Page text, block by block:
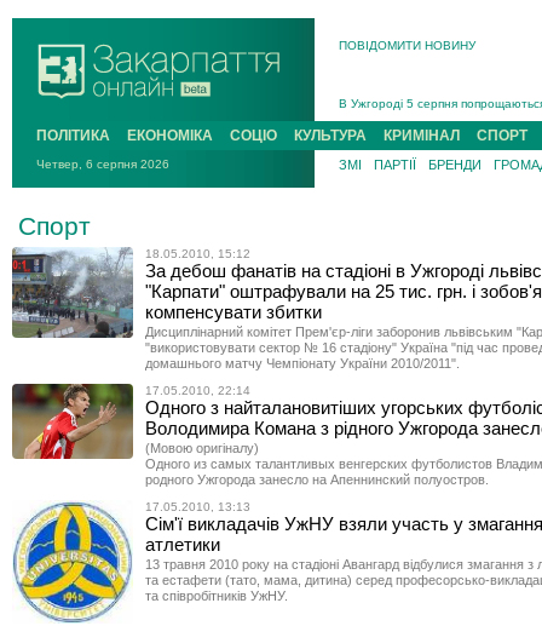
ПОВІДОМИТИ НОВИНУ
Інструктора районного ТЦК на
В Ужгороді 5 серпня
Підтвердили загибель
На війні з рф поліг військовий з
На Хустщині внаслідок ДТП за
ПОЛІТИКА ЕКОНОМІКА СОЦІО КУЛЬТУРА КРИМІНАЛ СПОРТ
Четвер, 6 серпня 2026 ЗМІ ПАРТІЇ БРЕНДИ
Спорт
18.05.2010, 15:12
За дебош фанатів на стадіоні в Ужгороді
"Карпати" оштрафували на 25 тис. грн. і
компенсувати збитки
Дисциплінарний комітет Прем'єр-ліги заборонив львівським
"використовувати сектор № 16 стадіону" Україна "під час
домашнього матчу Чемпіонату України 2010/2011".
17.05.2010, 22:14
Одного з найталановитіших угорських
Володимира Комана з рідного Ужгорода
(Мовою оригіналу)
Одного из самых талантливых венгерских футболистов
родного Ужгорода занесло на Апеннинский полуостров.
17.05.2010, 13:13
Сім'ї викладачів УжНУ взяли участь у
атлетики
13 травня 2010 року на стадіоні Авангард відбулися змагання з
та естафети (тато, мама, дитина) серед професорсько-
та співробітників УжНУ.